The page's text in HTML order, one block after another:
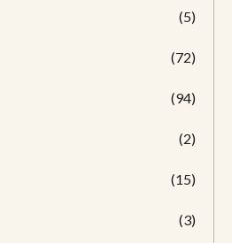
(5)
(72)
(94)
(2)
(15)
(3)